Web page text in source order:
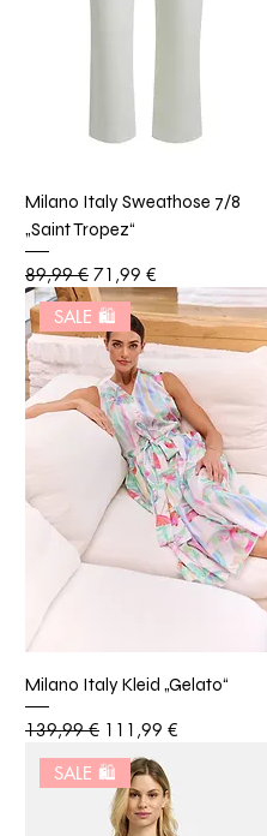
Milano Italy Sweathose 7/8
„Saint Tropez“
Standardpreis
89,99 € Sale-Preis
71,99 €
SALE 🛍️
Milano Italy Kleid „Gelato“
Standardpreis
139,99 € Sale-Preis
111,99 €
SALE 🛍️